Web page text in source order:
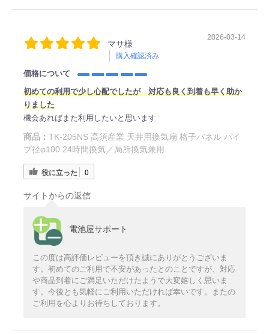
マサ様
購入確認済み
2026-03-14
価格について
初めての利用で少し心配でしたが 対応も良く到着も早く助か
りました
機会あればまた利用したいと思います
商品： TK-205NS 高須産業 天井用換気扇 格子パネル パイ
プ径φ100 24時間換気／局所換気兼用
役に立った 0
サイトからの返信
電池屋サポート
この度は高評価レビューを頂き誠にありがとうございま
す。初めてのご利用で不安があったとのことですが、対応
や商品到着にご満足いただけたようで大変嬉しく思いま
す。今後とも気軽にご利用いただければ幸いです。またの
ご利用を心よりお待ちしております。